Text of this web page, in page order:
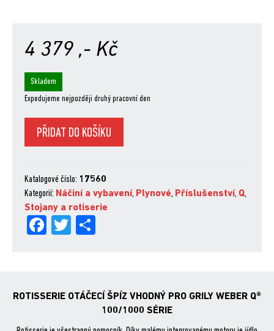
4 379 ,- Kč
Skladem
Expedujeme nejpozději druhý pracovní den
Weber®
Q™
vhodný
na
grily
Q™
100/1000
PŘIDAT DO KOŠÍKU
Katalogové číslo: 17560
Kategorií: Náčiní a vybavení, Plynové, Příslušenství, Q,
Stojany a rotiserie
Fa
Tw
ROTISSERIE OTÁČECÍ ŠPÍZ VHODNÝ PRO GRILY WEBER Q®
100/1000 SÉRIE